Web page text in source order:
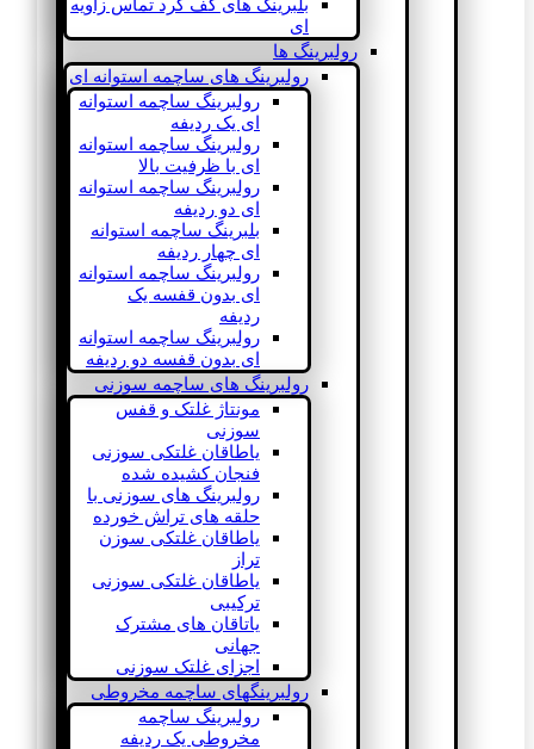
بلبرینگ های کف گرد تماس زاویه
ای
رولبرینگ ها
رولبرینگ های ساچمه استوانه ای
رولبرینگ ساچمه استوانه
ای یک ردیفه
رولبرینگ ساچمه استوانه
ای با ظرفیت بالا
رولبرینگ ساچمه استوانه
ای دو ردیفه
بلبرینگ ساچمه استوانه
ای چهار ردیفه
رولبرینگ ساچمه استوانه
ای بدون قفسه یک
ردیفه
رولبرینگ ساچمه استوانه
ای بدون قفسه دو ردیفه
رولبرینگ های ساچمه سوزنی
مونتاژ غلتک و قفس
سوزنی
یاطاقان غلتکی سوزنی
فنجان کشیده شده
رولبرینگ های سوزنی با
حلقه های تراش خورده
یاطاقان غلتکی سوزن
تراز
یاطاقان غلتکی سوزنی
ترکیبی
یاتاقان های مشترک
جهانی
اجزای غلتک سوزنی
رولبرینگهای ساچمه مخروطی
رولبرینگ ساچمه
مخروطی یک ردیفه